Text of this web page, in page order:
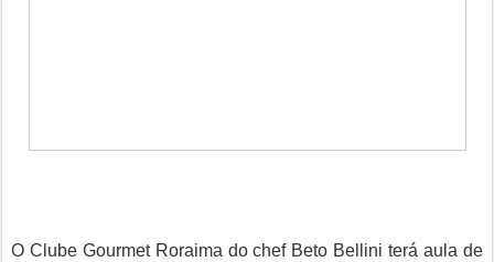
O Clube Gourmet Roraima do chef Beto Bellini terá aula de